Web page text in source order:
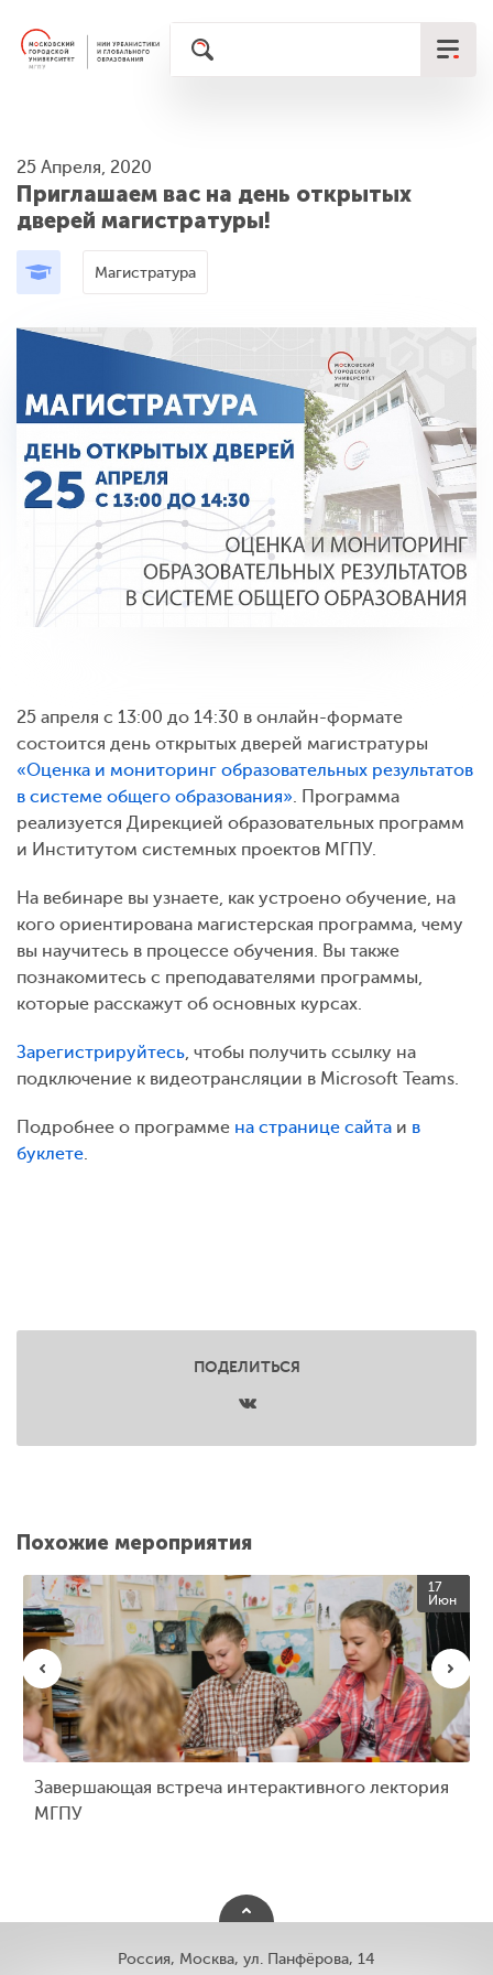
25 Апреля, 2020
Приглашаем вас на день открытых
дверей магистратуры!
Магистратура
25 апреля с 13:00 до 14:30 в онлайн-формате
состоится день открытых дверей магистратуры
«Оценка и мониторинг образовательных результатов
в системе общего образования». Программа
реализуется Дирекцией образовательных программ
и Институтом системных проектов МГПУ.
На вебинаре вы узнаете, как устроено обучение, на
кого ориентирована магистерская программа, чему
вы научитесь в процессе обучения. Вы также
познакомитесь с преподавателями программы,
которые расскажут об основных курсах.
Зарегистрируйтесь, чтобы получить ссылку на
подключение к видеотрансляции в Microsoft Teams.
Подробнее о программе на странице сайта и в
буклете.
ПОДЕЛИТЬСЯ
Похожие мероприятия
17
Июн
Завершающая встреча интерактивного лектория
МГПУ
Россия, Москва, ул. Панфёрова, 14